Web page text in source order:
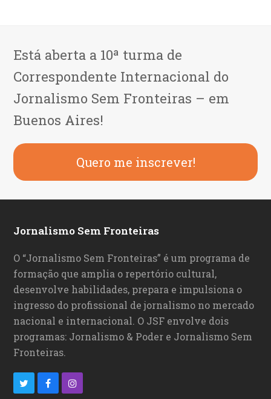
Está aberta a 10ª turma de
Correspondente Internacional do
Jornalismo Sem Fronteiras – em
Buenos Aires!
Quero me inscrever!
Jornalismo Sem Fronteiras
O “Jornalismo Sem Fronteiras” é um programa de
formação que amplia o repertório cultural,
desenvolve habilidades, prepara e impulsiona o
ingresso do profissional de jornalismo no mercado
nacional e internacional. O JSF envolve dois
programas: Jornalismo & Poder e Jornalismo Sem
Fronteiras.
I